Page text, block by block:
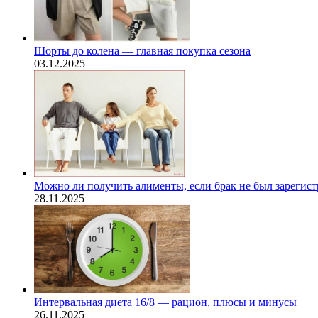
Шорты до колена — главная покупка сезона
03.12.2025
Можно ли получить алименты, если брак не был
28.11.2025
Интервальная диета 16/8 — рацион, плюсы и минусы
26.11.2025